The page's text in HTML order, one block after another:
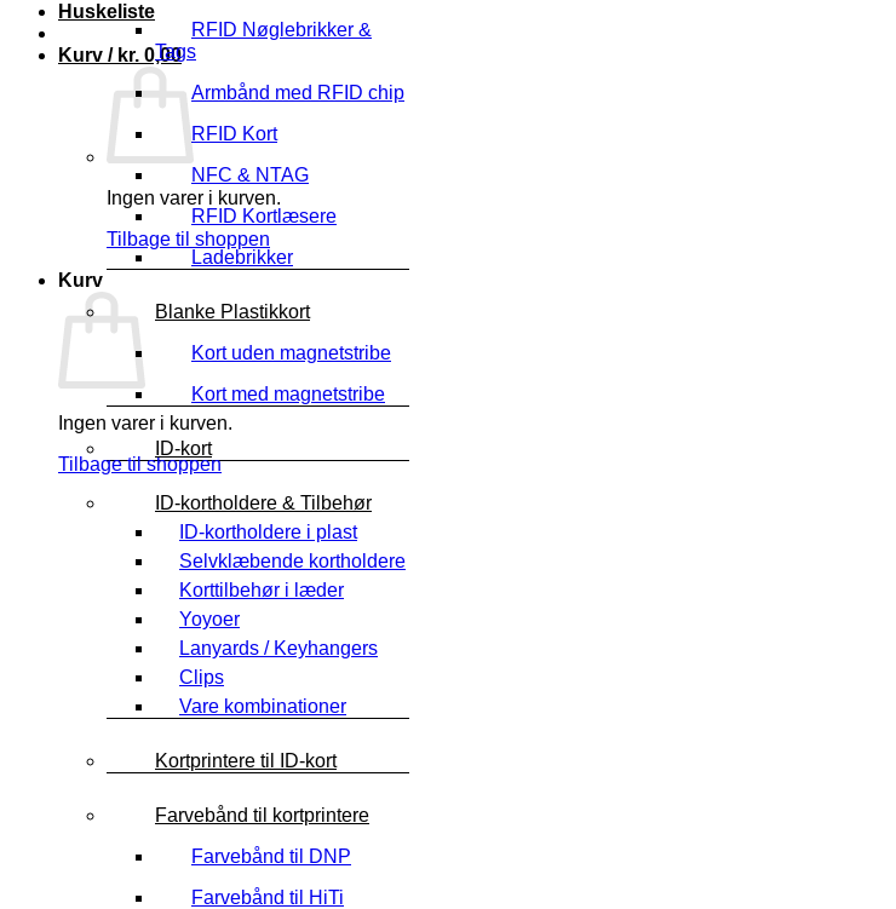
Huskeliste
Kurv / kr. 0,00
Ingen varer i kurven.
Tilbage til shoppen
Kurv
Ingen varer i kurven.
Tilbage til shoppen
RFID Nøglebrikker &
Tags
Armbånd med RFID chip
RFID Kort
NFC & NTAG
RFID Kortlæsere
Ladebrikker
Blanke Plastikkort
Kort uden magnetstribe
Kort med magnetstribe
ID-kort
ID-kortholdere & Tilbehør
ID-kortholdere i plast
Selvklæbende kortholdere
Korttilbehør i læder
Yoyoer
Lanyards / Keyhangers
Clips
Vare kombinationer
Kortprintere til ID-kort
Farvebånd til kortprintere
Farvebånd til DNP
Farvebånd til HiTi